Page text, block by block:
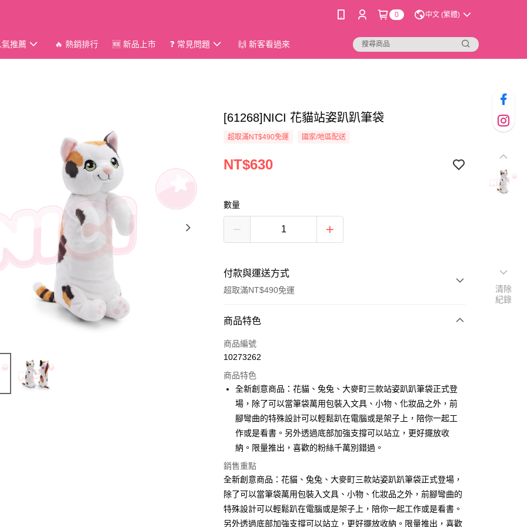
0 中文 (繁體)
推薦 🔥 熱銷排行 🆕 新品上市 ❓ 常見問題 🙌 新客看過來
[61268]NICI 花貓站姿趴趴筆袋
超取滿NT$490免運 國家/地區配送
NT$630
數量
付款與運送方式
超取滿NT$490免運
付款方式
信用卡一次付款
LINE Pay
Apple Pay
街口支付
悠遊付
AFTEE先享後付
相關說明
【關於「AFTEE先享後付」】
AFTEE先享後付是「在收到商品之後才付款」的支付方式。 讓您購物簡單
便利好安心！
ATM付款
商品特色
商品編號
10273262
商品特色
全新創意商品：花貓、兔兔、大麥町三款站姿趴趴筆袋正式登
場，除了可以當筆袋萬用包裝入文具、小物、化妝品之外，前
腳彎曲的特殊設計可以輕鬆趴在電腦或是架子上，陪你一起工
作或是看書。另外透過底部加強支撐可以站立，更好擺放收
納。限量推出，喜歡的粉絲千萬別錯過。
銷售重點
全新創意商品：花貓、兔兔、大麥町三款站姿趴趴筆袋正式登場，
除了可以當筆袋萬用包裝入文具、小物、化妝品之外，前腳彎曲的
特殊設計可以輕鬆趴在電腦或是架子上，陪你一起工作或是看書。
另外透過底部加強支撐可以站立，更好擺放收納。限量推出，喜歡
清除
紀錄